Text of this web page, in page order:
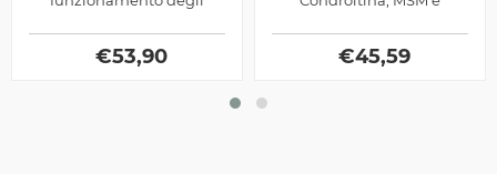
le articolazioni, ideale sia
come...
€53,90
mantenere in salute le
articolazioni ed ossa
€45,59